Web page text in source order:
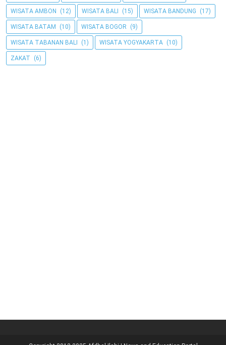
WISATA AMBON (12) WISATA BALI (15) WISATA BANDUNG (17)
WISATA BATAM (10) WISATA BOGOR (9)
WISATA TABANAN BALI (1) WISATA YOGYAKARTA (10)
ZAKAT (6)